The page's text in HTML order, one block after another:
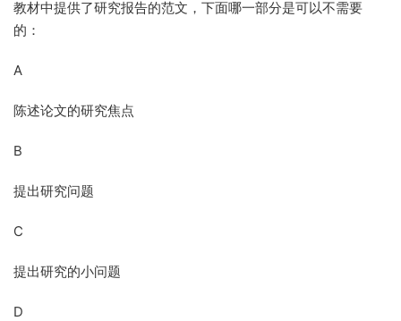
教材中提供了研究报告的范文，下面哪一部分是可以不需要
的：
A
陈述论文的研究焦点
B
提出研究问题
C
提出研究的小问题
D